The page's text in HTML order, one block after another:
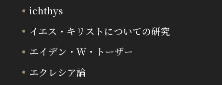
ichthys
イエス・キリストについての研究
エイデン・W・トーザー
エクレシア論